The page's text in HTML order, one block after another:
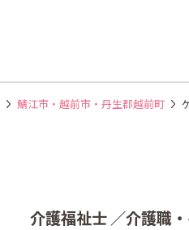
鯖江市・越前市・丹生郡越前町
介護福祉士 ／介護職